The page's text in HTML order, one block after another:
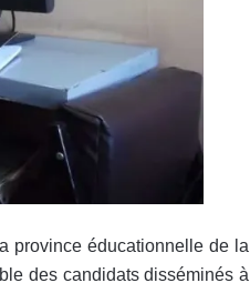
province éducationnelle de la
des candidats disséminés à